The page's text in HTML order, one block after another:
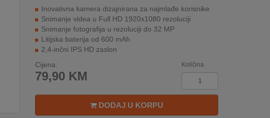
Inovativna kamera dizajnirana za najmlađe korisnike
Snimanje videa u Full HD 1920x1080 rezoluciji
Snimanje fotografija u rezoluciji do 32 MP
Litijska baterija od 600 mAh
2,4-inčni IPS HD zaslon
Cijena:
79,90 KM
Količina
DODAJ U KORPU